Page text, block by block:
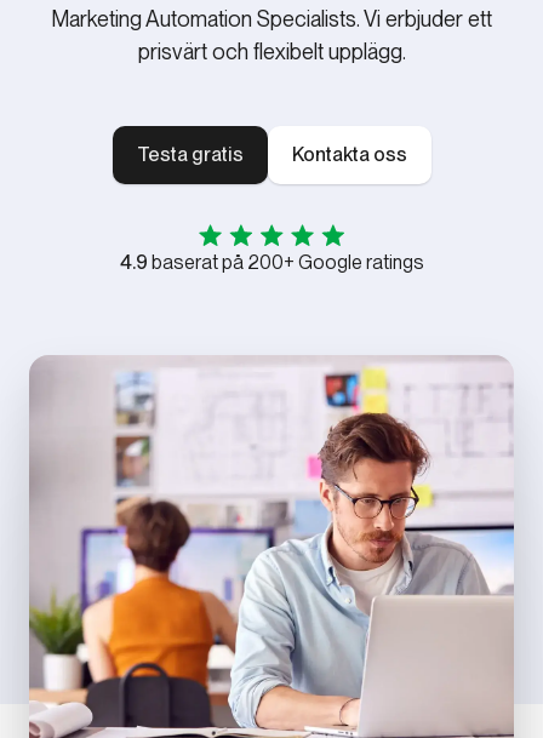
Marketing Automation Specialists. Vi erbjuder ett
prisvärt och flexibelt upplägg.
Testa gratis Kontakta oss
4.9 baserat på 200+ Google ratings